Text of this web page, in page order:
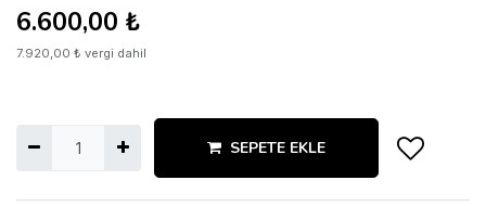
6.600,00 ₺
7.920,00 ₺ vergi dahil
SEPETE EKLE